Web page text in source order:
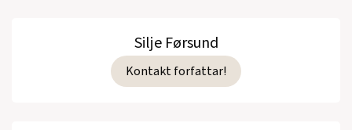
Silje Førsund
Kontakt forfattar!